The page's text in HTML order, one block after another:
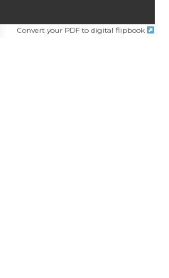
Convert your PDF to digital flipbook